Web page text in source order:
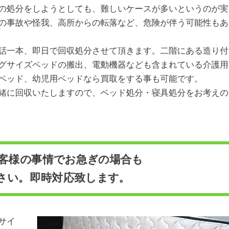
処分をしようとしても、難しいケースが多いというのが実
故や怪我、高所からの転落など、危険が伴う可能性もあ
一本、即日で回収処分させて頂きます。二階にある造り付
サイズベッドの搬出、電動機器なども含まれている介護用
ド、幼児用ベッドなら買取をする事も可能です。
に回収いたしますので、ベッド処分・寝具処分をお考えの
様の事情でお急ぎの場合も
。即時対応致します。
イ